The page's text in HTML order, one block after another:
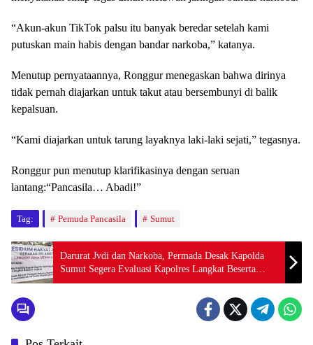
“Akun-akun TikTok palsu itu banyak beredar setelah kami
putuskan main habis dengan bandar narkoba,” katanya.
Menutup pernyataannya, Ronggur menegaskan bahwa dirinya
tidak pernah diajarkan untuk takut atau bersembunyi di balik
kepalsuan.
“Kami diajarkan untuk tarung layaknya laki-laki sejati,” tegasnya.
Ronggur pun menutup klarifikasinya dengan seruan
lantang:“Pancasila… Abadi!”
Tag: Pemuda Pancasila Sumut
Darurat Jvdi dan Narkoba, Permada Desak Kapolda
Sumut Segera Evaluasi Kapolres Langkat Beserta
Jajaran